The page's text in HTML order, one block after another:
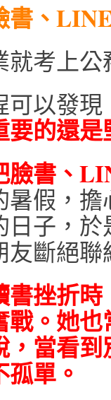
書、
就考上
可以發
的還
臉書、
暑假，
日子，
斷絕
挫折
。她
當看
單。